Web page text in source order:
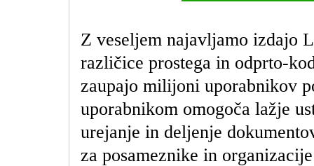
Z veseljem najavljamo izdajo
različice prostega in odprto-
zaupajo milijoni uporabnikov
uporabnikom omogoča lažje
urejanje in deljenje
za posameznike in